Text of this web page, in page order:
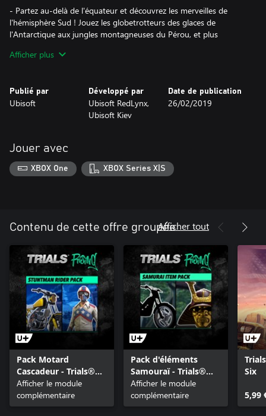
- Partez au-delà de l'équateur et découvrez les merveilles de
l'hémisphère Sud ! Jouez les globetrotteurs des glaces de
l'Antarctique aux jungles montagneuses du Pérou, et plus
Afficher plus
Publié par
Ubisoft
Développé par
Ubisoft RedLynx,
Ubisoft Kiev
Date de publication
26/02/2019
Jouer avec
XBOX One XBOX Series X|S
Contenu de cette offre groupéeAfficher tout
Pack Motard
Cascadeur - Trials®
Rising
Afficher le module
complémentaire
Pack d'éléments
Samouraï - Trials®
Rising
Afficher le module
complémentaire
Six
5,99